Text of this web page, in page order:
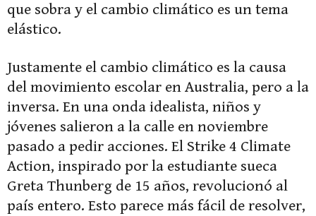
que sobra y el cambio climático es un tema
elástico.
Justamente el cambio climático es la causa
del movimiento escolar en Australia, pero a la
inversa. En una onda idealista, niños y
jóvenes salieron a la calle en noviembre
pasado a pedir acciones. El Strike 4 Climate
Action, inspirado por la estudiante sueca
Greta Thunberg de 15 años, revolucionó al
país entero. Esto parece más fácil de resolver,